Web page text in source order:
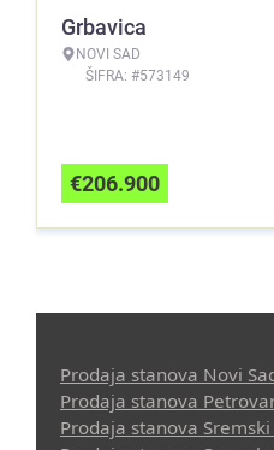
Grbavica
NOVI SAD
ŠIFRA: #573149
€206.900
Prodaja stanova Novi
Prodaja stanova
Prodaja stanova